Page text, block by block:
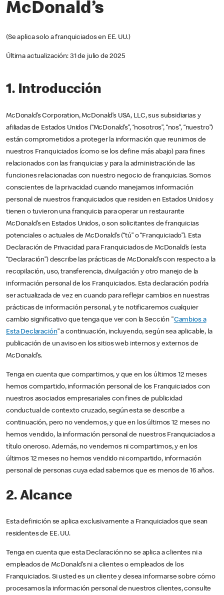
McDonald’s
(Se aplica solo a franquiciados en EE. UU.)
Última actualización: 31 de julio de 2025
1. Introducción
McDonald’s Corporation, McDonald’s USA, LLC, sus subsidiarias y
afiliadas de Estados Unidos (“McDonald’s”, “nosotros”, “nos”, “nuestro”)
están comprometidos a proteger la información que reunimos de
nuestros Franquiciados (como se los define más abajo) para fines
relacionados con las franquicias y para la administración de las
funciones relacionadas con nuestro negocio de franquicias. Somos
conscientes de la privacidad cuando manejamos información
personal de nuestros franquiciados que residen en Estados Unidos y
tienen o tuvieron una franquicia para operar un restaurante
McDonald’s en Estados Unidos, o son solicitantes de franquicias
potenciales o actuales de McDonald’s (“tú” o “Franquiciado”). Esta
Declaración de Privacidad para Franquiciados de McDonald’s (esta
“Declaración”) describe las prácticas de McDonald’s con respecto a la
recopilación, uso, transferencia, divulgación y otro manejo de la
información personal de los Franquiciados. Esta declaración podría
ser actualizada de vez en cuando para reflejar cambios en nuestras
prácticas de información personal, y te notificaremos cualquier
cambio significativo que tenga que ver con la Sección "Cambios a
Esta Declaración” a continuación, incluyendo, según sea aplicable, la
publicación de un aviso en los sitios web internos y externos de
McDonald’s.
Tenga en cuenta que compartimos, y que en los últimos 12 meses
hemos compartido, información personal de los Franquiciados con
nuestros asociados empresariales con fines de publicidad
conductual de contexto cruzado, según esta se describe a
continuación, pero no vendemos, y que en los últimos 12 meses no
hemos vendido, la información personal de nuestros Franquiciados a
título oneroso. Además, no vendemos ni compartimos, y en los
últimos 12 meses no hemos vendido ni compartido, información
personal de personas cuya edad sabemos que es menos de 16 años.
2. Alcance
Esta definición se aplica exclusivamente a Franquiciados que sean
residentes de EE. UU.
Tenga en cuenta que esta Declaración no se aplica a clientes ni a
empleados de McDonald’s ni a clientes o empleados de los
Franquiciados. Si usted es un cliente y desea informarse sobre cómo
procesamos la información personal de nuestros clientes, consulte